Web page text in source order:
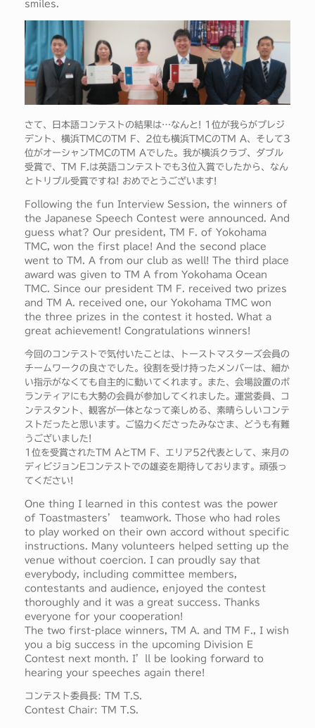
smiles.
さて、日本語コンテストの結果は…なんと! 1位が我らがプレジ
デント、横浜TMCのTM F、2位も横浜TMCのTM A、そして3
位がオーシャンTMCのTM Aでした。我が横浜クラブ、ダブル
受賞で、TM F.は英語コンテストでも3位入賞でしたから、なん
とトリプル受賞ですね! おめでとうございます!
Following the fun Interview Session, the winners of
the Japanese Speech Contest were announced. And
guess what? Our president, TM F. of Yokohama
TMC, won the first place! And the second place
went to TM. A from our club as well! The third place
award was given to TM A from Yokohama Ocean
TMC. Since our president TM F. received two prizes
and TM A. received one, our Yokohama TMC won
the three prizes in the contest it hosted. What a
great achievement! Congratulations winners!
今回のコンテストで気付いたことは、トーストマスターズ会員の
チームワークの良さでした。役割を受け持ったメンバーは、細か
い指示がなくても自主的に動いてくれます。また、会場設置のボ
ランティアにも大勢の会員が参加してくれました。運営委員、コ
ンテスタント、観客が一体となって楽しめる、素晴らしいコンテ
ストだったと思います。ご協力くださったみなさま、どうも有難
うございました!
1位を受賞されたTM AとTM F、エリア52代表として、来月の
ディビジョンEコンテストでの雄姿を期待しております。頑張っ
てください!
One thing I learned in this contest was the power
of Toastmasters’ teamwork. Those who had roles
to play worked on their own accord without specific
instructions. Many volunteers helped setting up the
venue without coercion. I can proudly say that
everybody, including committee members,
contestants and audience, enjoyed the contest
thoroughly and it was a great success. Thanks
everyone for your cooperation!
The two first-place winners, TM A. and TM F., I wish
you a big success in the upcoming Division E
Contest next month. I’ll be looking forward to
hearing your speeches again there!
コンテスト委員長: TM T.S.
Contest Chair: TM T.S.